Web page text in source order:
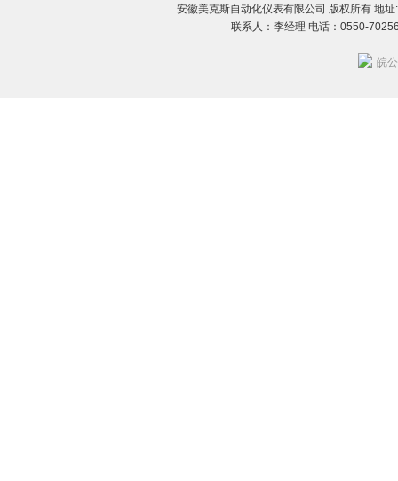
安徽美克斯自动化仪表有限公司 版权所有 地
联系人：李经理 电话：0550-
皖